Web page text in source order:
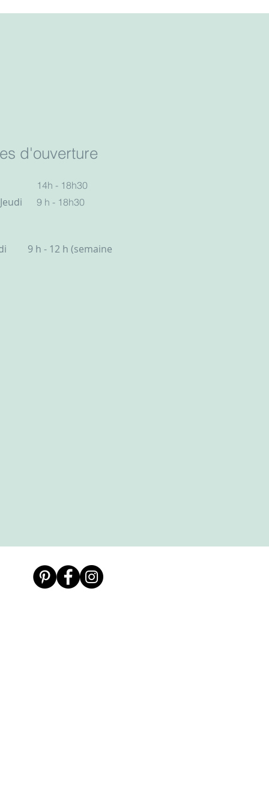
d'ouverture
14h - 18h30
9 h - 18h30
9 h - 12 h (semaine